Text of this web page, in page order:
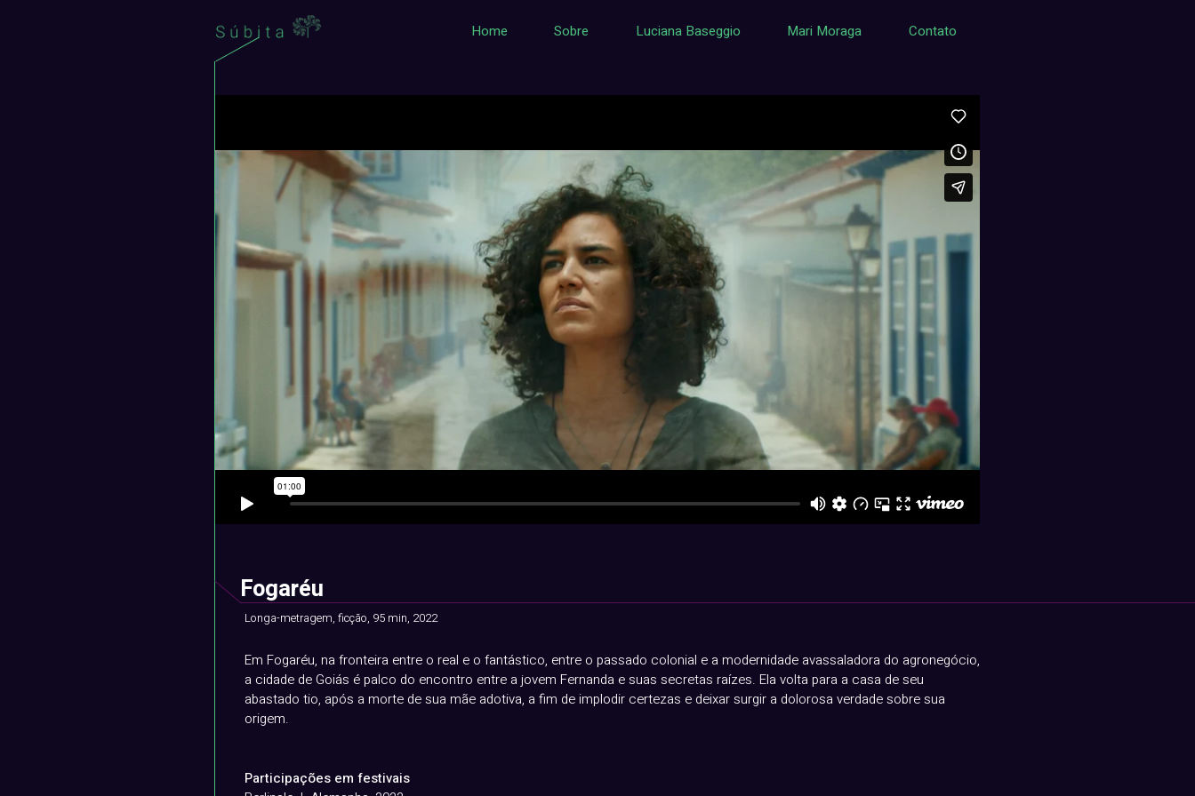
Home Sobre Luciana Baseggio Mari Moraga Contato
Fogaréu
Longa-metragem, ficção, 95 min, 2022
Em Fogaréu, na fronteira entre o real e o fantástico, entre o passado colonial e a modernidade avassaladora do agronegócio,
a cidade de Goiás é palco do encontro entre a jovem Fernanda e suas secretas raízes. Ela volta para a casa de seu
abastado tio, após a morte de sua mãe adotiva, a fim de implodir certezas e deixar surgir a dolorosa verdade sobre sua
origem.
Participações em festivais